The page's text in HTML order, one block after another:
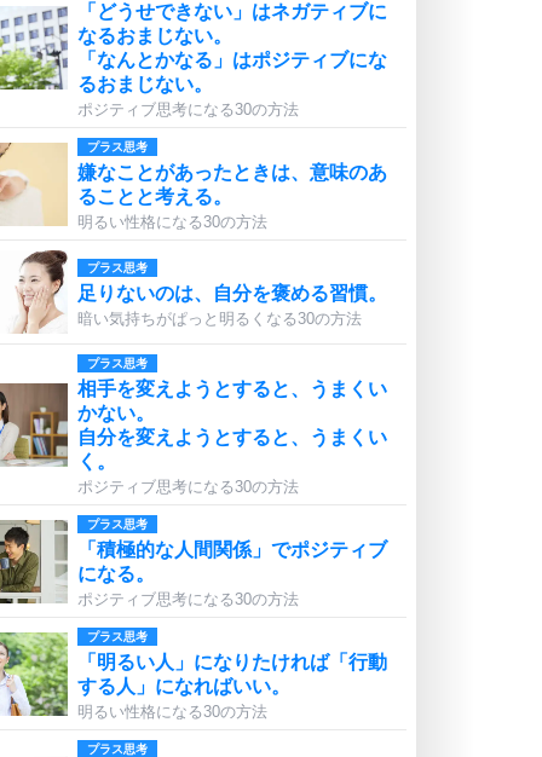
「どうせできない」はネガティブに
なるおまじない。
「なんとかなる」はポジティブにな
るおまじない。
ポジティブ思考になる30の方法
プラス思考
嫌なことがあったときは、意味のあ
ることと考える。
明るい性格になる30の方法
プラス思考
足りないのは、自分を褒める習慣。
暗い気持ちがぱっと明るくなる30の方法
プラス思考
相手を変えようとすると、うまくい
かない。
自分を変えようとすると、うまくい
く。
ポジティブ思考になる30の方法
プラス思考
「積極的な人間関係」でポジティブ
になる。
ポジティブ思考になる30の方法
プラス思考
「明るい人」になりたければ「行動
する人」になればいい。
明るい性格になる30の方法
プラス思考